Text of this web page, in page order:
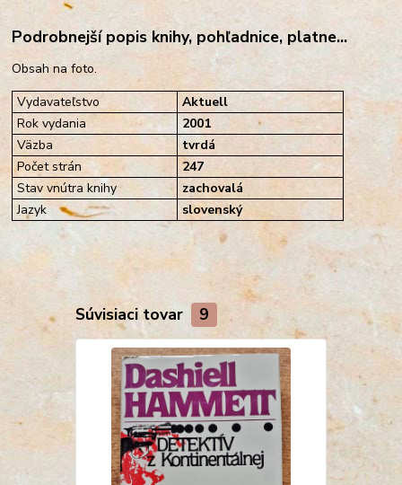
Podrobnejší popis knihy, pohľadnice, platne...
Obsah na foto.
Vydavateľstvo
Aktuell
Rok vydania
2001
Väzba
tvrdá
Počet strán
247
Stav vnútra knihy
zachovalá
Jazyk
slovenský
Súvisiaci tovar 9